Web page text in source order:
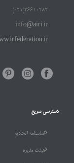
۲۶۶۱۰۲۸۲(۰۲۱)
info@airi.ir
دسترسی سریع
اساسنامه اتحادیه
هیئت مدیره